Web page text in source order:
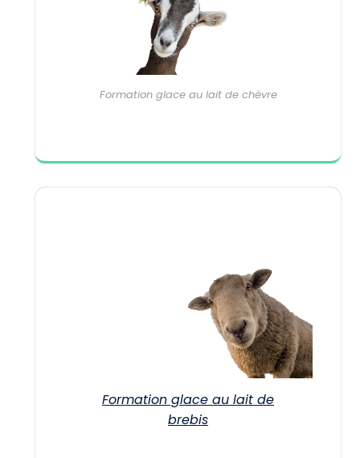
Formation glace au lait de chèvre
Formation glace au lait de
brebis